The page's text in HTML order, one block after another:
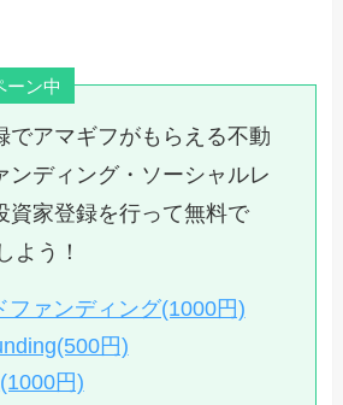
ーン中
でアマギフがもらえる不動
ンディング・ソーシャルレ
資家登録を行って無料で
よう！
ファンディング(1000円)
円)
円)